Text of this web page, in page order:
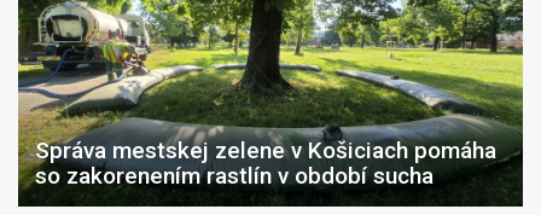
Správa mestskej zelene v Košiciach pomáha
so zakorenením rastlín v období sucha